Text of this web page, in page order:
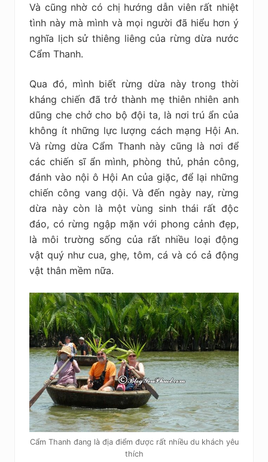
Và cũng nhờ có chị hướng dẫn viên rất nhiệt
tình này mà mình và mọi người đã hiểu hơn ý
nghĩa lịch sử thiêng liêng của rừng dừa nước
Cẩm Thanh.
Qua đó, mình biết rừng dừa này trong thời
kháng chiến đã trở thành mẹ thiên nhiên anh
dũng che chở cho bộ đội ta, là nơi trú ẩn của
không ít những lực lượng cách mạng Hội An.
Và rừng dừa Cẩm Thanh này cũng là nơi để
các chiến sĩ ẩn mình, phòng thủ, phản công,
đánh vào nội ô Hội An của giặc, để lại những
chiến công vang dội. Và đến ngày nay, rừng
dừa này còn là một vùng sinh thái rất độc
đáo, có rừng ngập mặn với phong cảnh đẹp,
là môi trường sống của rất nhiều loại động
vật quý như cua, ghẹ, tôm, cá và có cả động
vật thân mềm nữa.
Cẩm Thanh đang là địa điểm được rất nhiều du khách yêu
thích